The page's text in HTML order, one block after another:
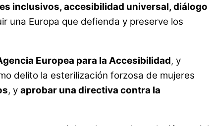
inclusivos, accesibilidad universal, diálogo
una Europa que defienda y preserve los
Europea para la Accesibilidad, y
delito la esterilización forzosa de mujeres
, y aprobar una directiva contra la